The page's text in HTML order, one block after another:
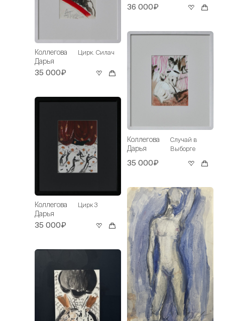
Коллегова
Дарья
Цирк. Силач
35 000₽
Коллегова
Дарья
Цирк 3
35 000₽
36 000₽
Коллегова
Дарья
Случай в
Выборге
35 000₽